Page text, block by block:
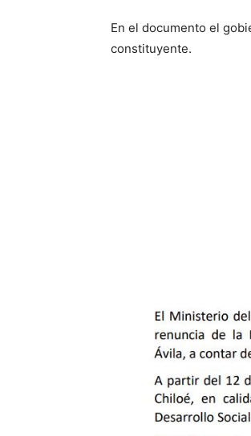
En el documento el
constituyente.